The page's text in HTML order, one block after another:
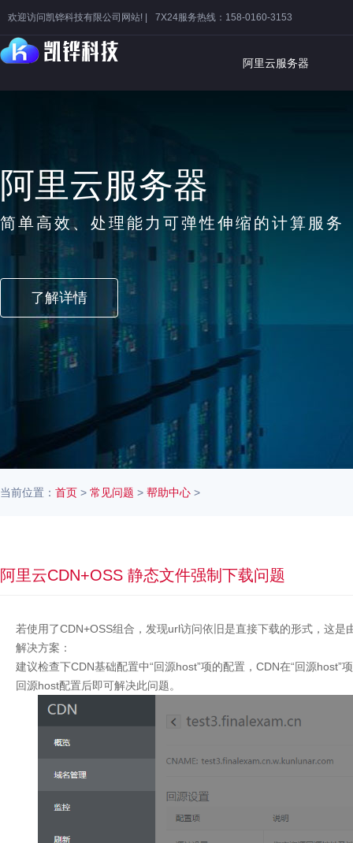
欢迎访问凯铧科技有限公司网站! | 7X24服务热线：158-0160-3153
阿里云服务器
阿里云服务器
简单高效、处理能力可弹性伸缩的计算服务
了解详情
当前位置： 首页 > 常见问题 > 帮助中心 >
阿里云CDN+OSS 静态文件强制下载问题
若使用了CDN+OSS组合，发现url访问依旧是直接下载的形式，这
解决方案：
建议检查下CDN基础配置中“回源host”项的配置，CDN在“回源
回源host配置后即可解决此问题。